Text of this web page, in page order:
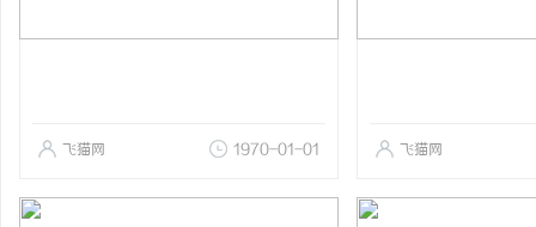
飞猫网 1970-01-01 飞猫网